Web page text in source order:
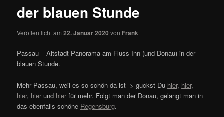
der blauen Stunde
Veröffentlicht am22. Januar 2020 von Frank
Passau – Altstadt-Panorama am Fluss Inn (und Donau) in der
blauen Stunde.
Mehr Passau, weil es so schön da ist -> guckst Du hier, hier,
hier, hier und hier für mehr. Folgt man der Donau, gelangt man in
das ebenfalls schöne Regensburg.